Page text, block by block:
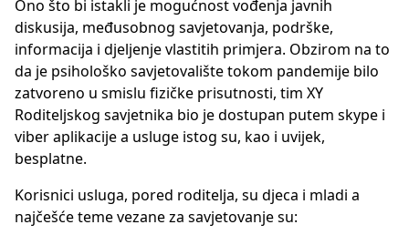
Ono što bi istakli je mogućnost vođenja javnih
diskusija, međusobnog savjetovanja, podrške,
informacija i djeljenje vlastitih primjera. Obzirom na to
da je psihološko savjetovalište tokom pandemije bilo
zatvoreno u smislu fizičke prisutnosti, tim XY
Roditeljskog savjetnika bio je dostupan putem skype i
viber aplikacije a usluge istog su, kao i uvijek,
besplatne.
Korisnici usluga, pored roditelja, su djeca i mladi a
najčešće teme vezane za savjetovanje su: